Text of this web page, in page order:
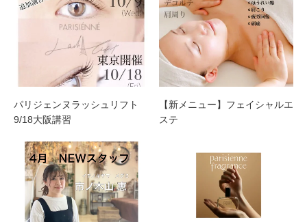
パリジェンヌラッシュリフト
9/18大阪講習
【新メニュー】フェイシャルエ
ステ